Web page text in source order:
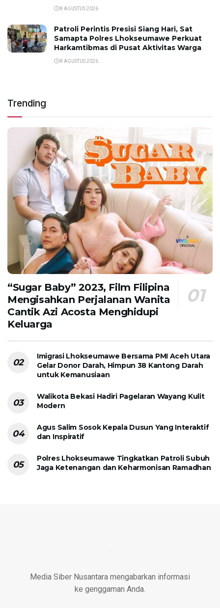
8 AGUSTUS 2026
Patroli Perintis Presisi Siang Hari, Sat
Samapta Polres Lhokseumawe Perkuat
Harkamtibmas di Pusat Aktivitas Warga
8 AGUSTUS 2026
Trending
“Sugar Baby” 2023, Film Filipina
Mengisahkan Perjalanan Wanita
Cantik Azi Acosta Menghidupi
Keluarga
Imigrasi Lhokseumawe Bersama PMI Aceh Utara
Gelar Donor Darah, Himpun 38 Kantong Darah
untuk Kemanusiaan
Walikota Bekasi Hadiri Pagelaran Wayang Kulit
Modern
Agus Salim Sosok Kepala Dusun Yang Interaktif
dan Inspiratif
Polres Lhokseumawe Tingkatkan Patroli Subuh
Jaga Ketenangan dan Keharmonisan Ramadhan
Media Siber Nusantara mengabarkan informasi
ke genggaman Anda.